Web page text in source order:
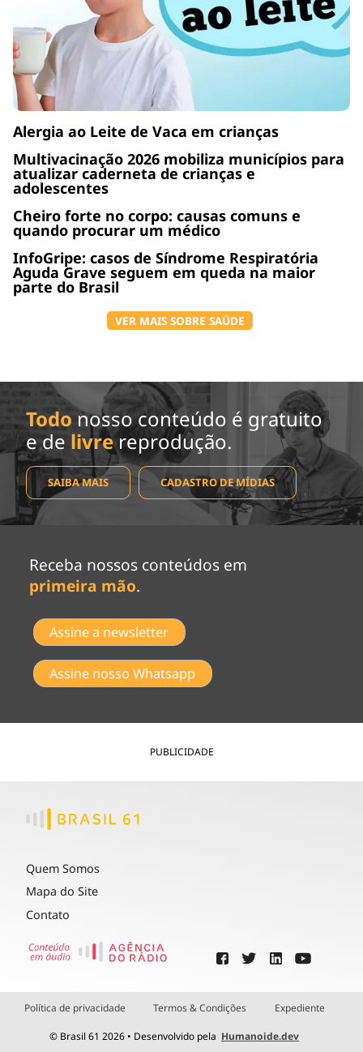
Alergia ao Leite de Vaca em crianças
Multivacinação 2026 mobiliza municípios para
atualizar caderneta de crianças e
adolescentes
Cheiro forte no corpo: causas comuns e
quando procurar um médico
InfoGripe: casos de Síndrome Respiratória
Aguda Grave seguem em queda na maior
parte do Brasil
VER MAIS SOBRE SAÚDE
Todo nosso conteúdo é gratuito
e de livrereprodução.
SAIBA MAIS CADASTRO DE MÍDIAS
Receba nossos conteúdos em
primeira mão.
Assine a newsletter
Assine nosso Whatsapp
PUBLICIDADE
Quem Somos
Mapa do Site
Contato
Política de privacidade Termos & Condições Expediente
© Brasil 61 2026 • Desenvolvido pela Humanoide.dev